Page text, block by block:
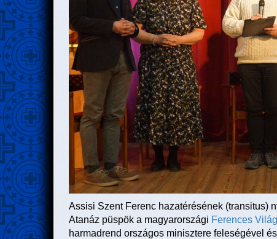
Assisi Szent Ferenc hazatérésének (transitus)
Atanáz püspök a magyarországi Ferences
harmadrend országos minisztere feleségével